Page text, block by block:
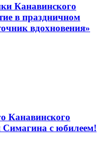
Канавинского
в праздничном
вдохновения»
Канавинского
Симагина с юбилеем!